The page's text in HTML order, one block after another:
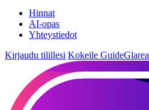
Hinnat
AI-opas
Yhteystiedot
Kirjaudu tilillesi Kokeile GuideGlarea